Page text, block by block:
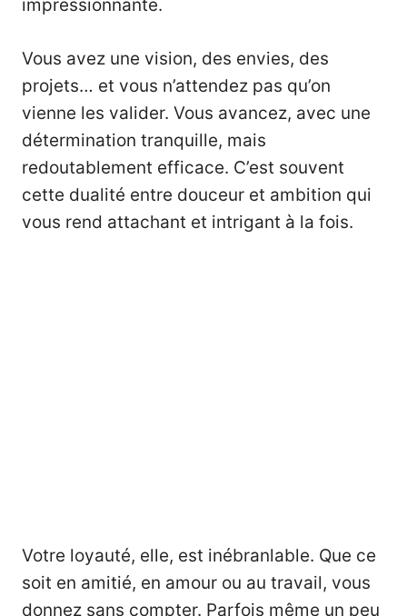
impressionnante.
Vous avez une vision, des envies, des
projets… et vous n’attendez pas qu’on
vienne les valider. Vous avancez, avec une
détermination tranquille, mais
redoutablement efficace. C’est souvent
cette dualité entre douceur et ambition qui
vous rend attachant et intrigant à la fois.
Votre loyauté, elle, est inébranlable. Que ce
soit en amitié, en amour ou au travail, vous
donnez sans compter. Parfois même un peu